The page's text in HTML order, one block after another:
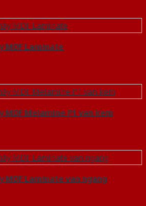
MDF Laminate
MDF Melamine P1 van kem
MDF Laminate van ngang